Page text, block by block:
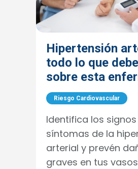
Hipertensión
todo lo que
sobre esta
Riesgo Cardiovascular
Identifica los
síntomas de la
arterial y prevén
graves en tus vasos